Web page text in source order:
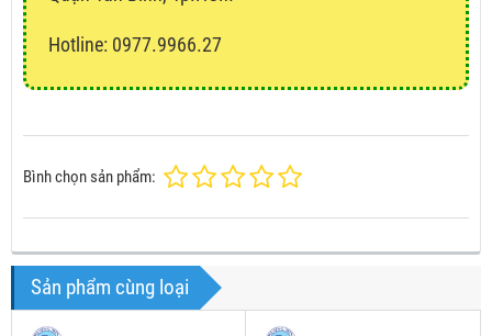
Hotline: 0977.9966.27
Bình chọn sản phẩm:
Sản phẩm cùng loại